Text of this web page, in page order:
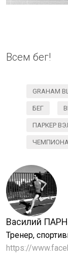
Всем бег!
GRAHAM
БЕГ
ПАРКЕР
Василий
Тренер,
https://